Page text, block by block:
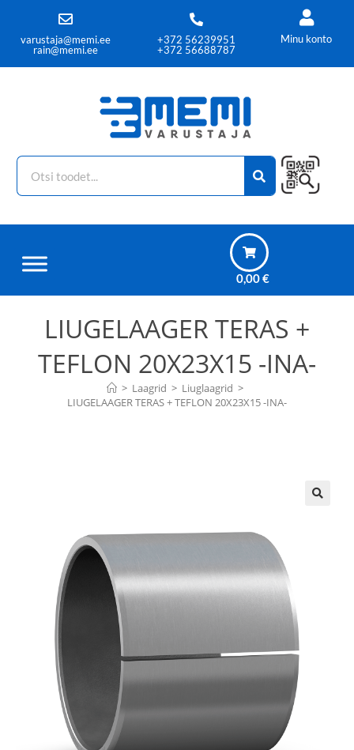
varustaja@memi.ee
rain@memi.ee
+372 56239951
+372 56688787
Minu konto
0,00€
LIUGELAAGER TERAS +
TEFLON 20X23X15 -INA-
> Laagrid > Liuglaagrid >
LIUGELAAGER TERAS + TEFLON 20X23X15 -INA-